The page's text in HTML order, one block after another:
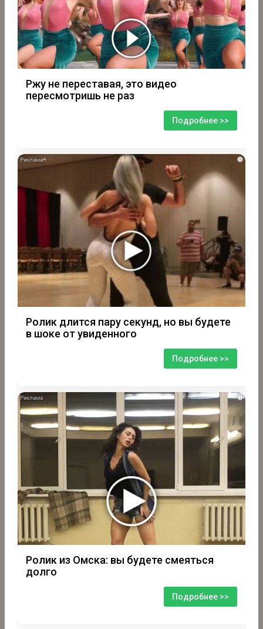
Ржу не переставая, это видео
пересмотришь не раз
Подробнее >>
i
Ролик длится пару секунд, но вы будете
в шоке от увиденного
Подробнее >>
i
Ролик из Омска: вы будете смеяться
долго
Подробнее >>